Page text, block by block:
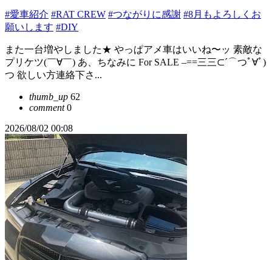
#愛車紹介 #RAT CREW #つながりに感謝 #8月もよろしくお
願いします #DIY
また一台増やしました★ やっぱアメ車はいいね〜ッ 素敵な
プリケツ(￣∀￣) あ、ちなみに For SALE –==三三⊂´⌒つﾟ∀ﾟ)
つ 欲しい方連絡下さ...
thumb_up 62
comment0
2026/08/02 00:08